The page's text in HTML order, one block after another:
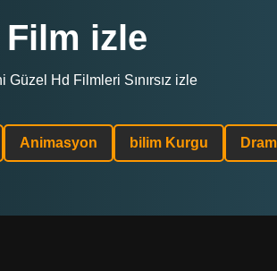
Film izle
Güzel Hd Filmleri Sınırsız izle
Animasyon bilim Kurgu Dram